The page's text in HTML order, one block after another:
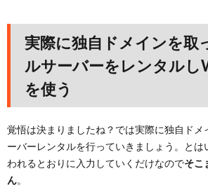
実際に独自ドメインを取
ルサーバーをレンタルし
を使う
覚悟は決まりましたね？では実際に独自ドメ
ーバーレンタルを行っていきましょう。と
われるとおりに入力していくだけなのでそこ
ん。